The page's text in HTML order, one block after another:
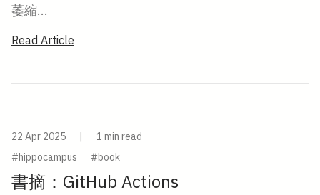
萎縮...
Read Article
22 Apr 2025 |
1 min read
#hippocampus
#book
書摘：GitHub Actions